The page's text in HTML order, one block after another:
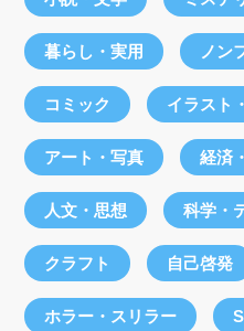
暮らし・実用 ノン
コミック イラスト
アート・写真 経済
人文・思想 科学・
クラフト 自己啓発
ホラー・スリラー